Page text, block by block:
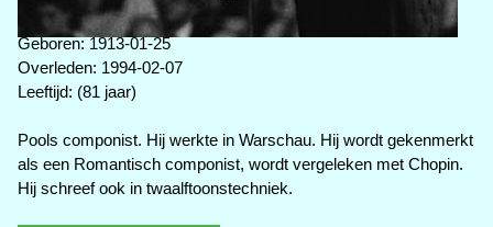
Geboren: 1913-01-25
Overleden: 1994-02-07
Leeftijd: (81 jaar)
Pools componist. Hij werkte in Warschau. Hij wordt gekenmerkt
als een Romantisch componist, wordt vergeleken met Chopin.
Hij schreef ook in twaalftoonstechniek.